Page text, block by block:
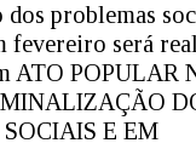
dos problemas
fevereiro será
ATO POPULAR
E EM